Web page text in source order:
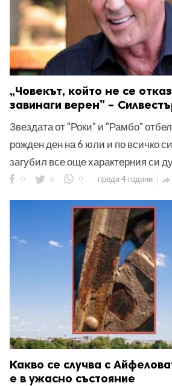
„Човекът, който не се
завинаги верен” –
Звездата от "Роки" и "Рамбо"
рожден ден на 6 юли и по всичко
загубил все още характерния си
0 0 0 преди 4 години 
Какво се случва с
е в ужасно състояние